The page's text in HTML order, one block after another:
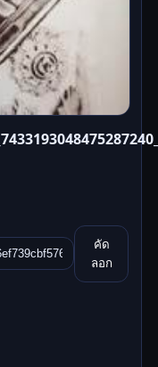
คัด
ลอก